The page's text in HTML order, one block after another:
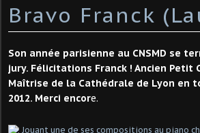
Bravo Franck
Son année parisienne au CNSMD se
jury. Félicitations Franck ! Ancien
Maîtrise de la Cathédrale de Lyon en
2012. Merci encore.